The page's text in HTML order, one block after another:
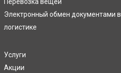
Электронный обмен документами в
логистике
Услуги
Акции